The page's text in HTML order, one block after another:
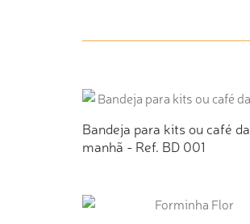
Bandeja para kits ou café da
manhã - Ref. BD 001